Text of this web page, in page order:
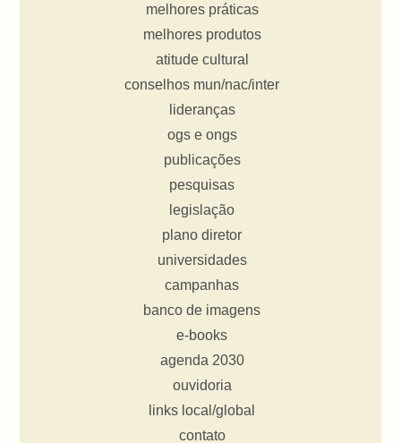
melhores práticas
melhores produtos
atitude cultural
conselhos mun/nac/inter
lideranças
ogs e ongs
publicações
pesquisas
legislação
plano diretor
universidades
campanhas
banco de imagens
e-books
agenda 2030
ouvidoria
links local/global
contato